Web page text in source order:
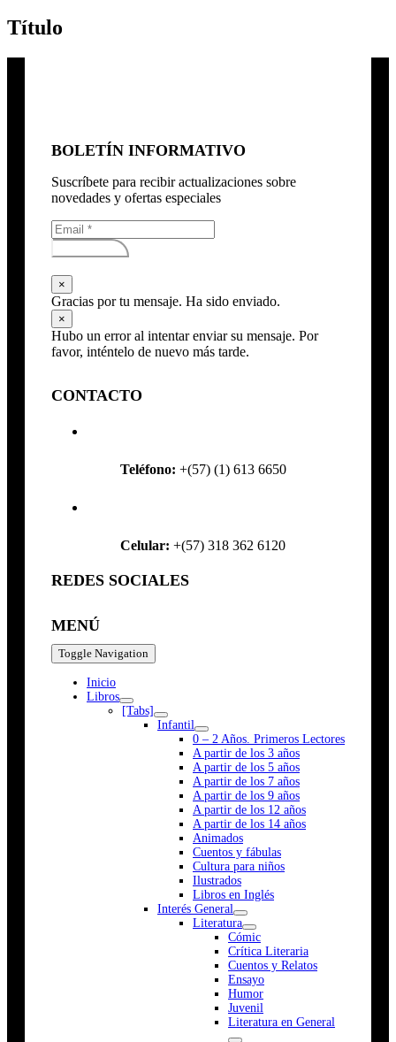
Título
BOLETÍN INFORMATIVO
Suscríbete para recibir actualizaciones sobre
novedades y ofertas especiales
Subscribirse
×
Gracias por tu mensaje. Ha sido enviado.
×
Hubo un error al intentar enviar su mensaje. Por
favor, inténtelo de nuevo más tarde.
CONTACTO
Teléfono: +(57) (1) 613 6650
Celular: +(57) 318 362 6120
REDES SOCIALES
MENÚ
Toggle Navigation
Inicio
Libros
[Tabs]
Infantil
0 – 2 Años. Primeros Lectores
A partir de los 3 años
A partir de los 5 años
A partir de los 7 años
A partir de los 9 años
A partir de los 12 años
A partir de los 14 años
Animados
Cuentos y fábulas
Cultura para niños
Ilustrados
Libros en Inglés
Interés General
Literatura
Cómic
Crítica Literaria
Cuentos y Relatos
Ensayo
Humor
Juvenil
Literatura en General